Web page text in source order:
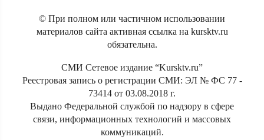
© При полном или частичном использовании
материалов сайта активная ссылка на kursktv.ru
обязательна.
СМИ Сетевое издание “Kursktv.ru”
Реестровая запись о регистрации СМИ: ЭЛ № ФС 77 -
73414 от 03.08.2018 г.
Выдано Федеральной службой по надзору в сфере
связи, информационных технологий и массовых
коммуникаций.